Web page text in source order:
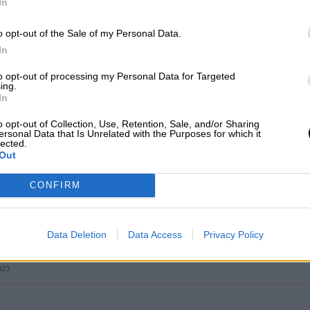
opt-out of the Sale of my Personal Data.
opt-out of processing my Personal Data for Targeted
opt-out of Collection, Use, Retention, Sale, and/or Sharing
Data that Is Unrelated with the Purposes for which it
CONFIRM
Data Deletion Data Access Privacy Policy
y el embajador Carlos Miranda.
advierte de la crisis bancaria; y el segundo,
nos cuenta lo que supone el viaje de
cada vez más preocupante.